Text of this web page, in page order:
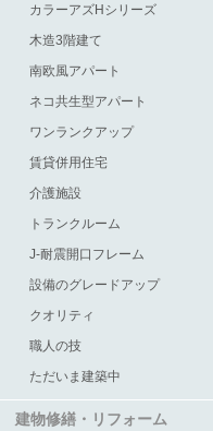
カラーアズHシリーズ
木造3階建て
南欧風アパート
ネコ共生型アパート
ワンランクアップ
賃貸併用住宅
介護施設
トランクルーム
J-耐震開口フレーム
設備のグレードアップ
クオリティ
職人の技
ただいま建築中
建物修繕・リフォーム